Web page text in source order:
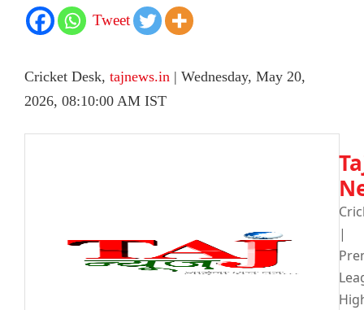
Tweet
Cricket Desk, tajnews.in | Wednesday, May 20,
2026, 08:10:00 AM IST
|